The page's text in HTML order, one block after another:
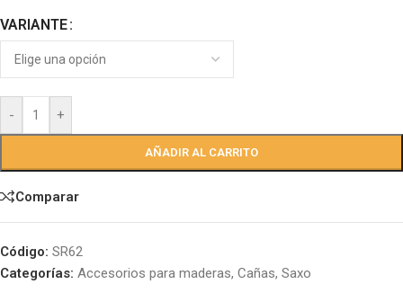
VARIANTE
- +
AÑADIR AL CARRITO
Comparar
Código: SR62
Categorías: Accesorios para maderas, Cañas, Saxo